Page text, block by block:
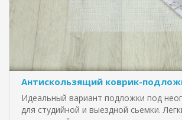
Антискользящий коврик-
Идеальный вариант подложки под
для студийной и выездной сьемки.